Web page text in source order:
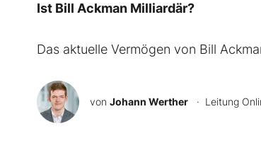
Ist Bill Ackman Milliardär?
Das aktuelle Vermögen von Bill
von Johann Werther · Leitung